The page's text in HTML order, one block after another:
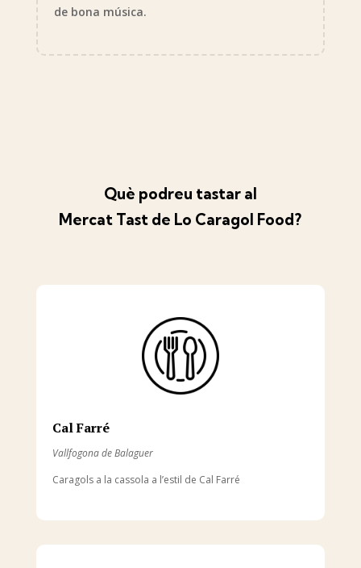
de bona música.
Què podreu tastar al
Mercat Tast de Lo Caragol Food?
Cal Farré
Vallfogona de Balaguer
Caragols a la cassola a l’estil de Cal Farré